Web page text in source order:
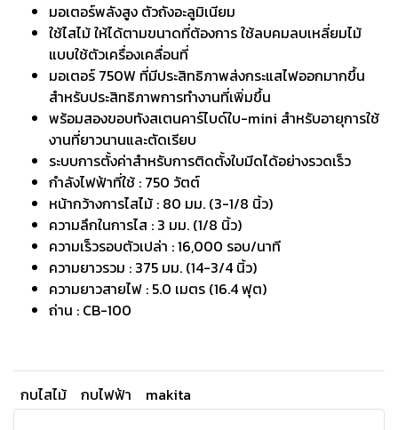
มอเตอร์พลังสูง ตัวถังอะลูมิเนียม
ใช้ไสไม้ ให้ได้ตามขนาดที่ต้องการ ใช้ลบคมลบเหลี่ยมไม้
แบบใช้ตัวเครื่องเคลื่อนที่
มอเตอร์ 750W ที่มีประสิทธิภาพส่งกระแสไฟออกมากขึ้น
สำหรับประสิทธิภาพการทำงานที่เพิ่มขึ้น
พร้อมสองขอบทังสเตนคาร์ไบด์ใบ-mini สำหรับอายุการใช้
งานที่ยาวนานและตัดเรียบ
ระบบการตั้งค่าสำหรับการติดตั้งใบมีดได้อย่างรวดเร็ว
กำลังไฟฟ้าที่ใช้ : 750 วัตต์
หน้ากว้างการไสไม้ : 80 มม. (3-1/8 นิ้ว)
ความลึกในการไส : 3 มม. (1/8 นิ้ว)
ความเร็วรอบตัวเปล่า : 16,000 รอบ/นาที
ความยาวรวม : 375 มม. (14-3/4 นิ้ว)
ความยาวสายไฟ : 5.0 เมตร (16.4 ฟุต)
ถ่าน : CB-100
กบไสไม้ กบไฟฟ้า makita